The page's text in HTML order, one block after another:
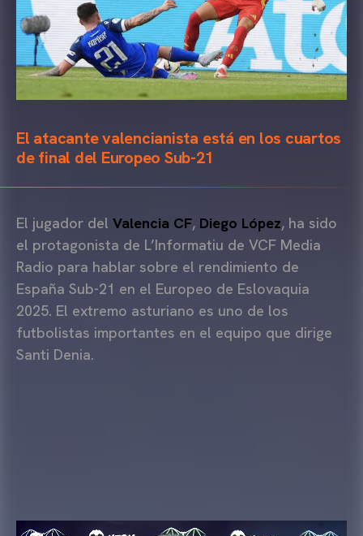
El atacante valencianista está en los cuartos
de final del Europeo Sub-21
El jugador del Valencia CF, Diego López, ha sido
el protagonista de L’Informatiu de VCF Media
Radio para hablar sobre el rendimiento de
España Sub-21 en el Europeo de Eslovaquia
2025. El extremo asturiano es uno de los
futbolistas importantes en el equipo que dirige
Santi Denia.